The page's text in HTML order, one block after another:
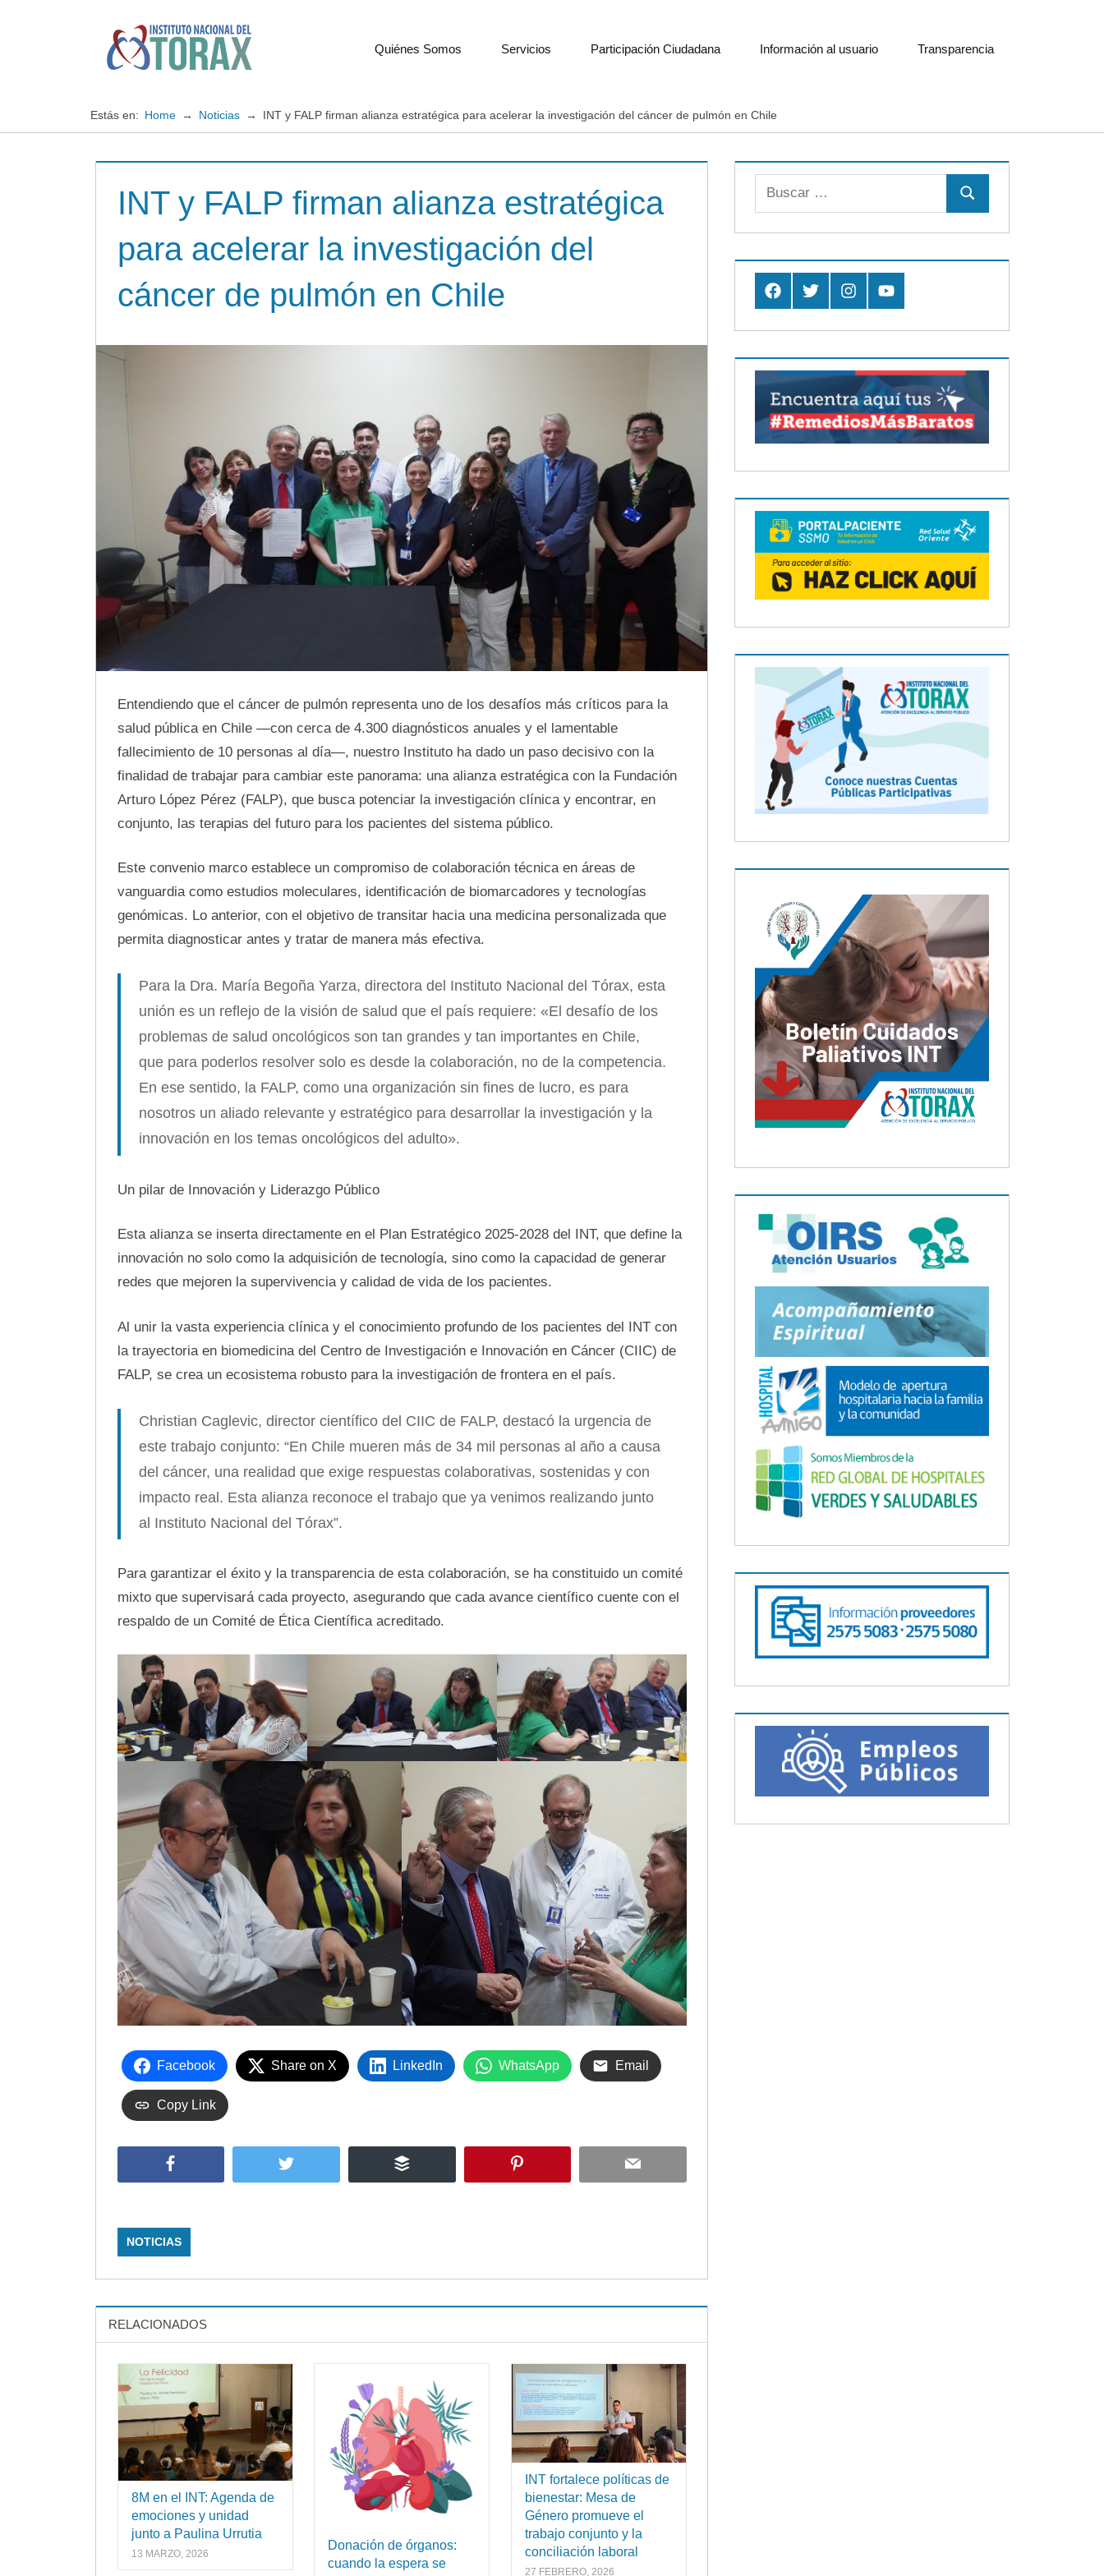
Instituto
Nacional
del
TORAX
Especialistas
cardiopulmonares
Quiénes Somos Servicios Participación Ciudadana Información al usuario Transparencia
Estás en: Home Noticias INT y FALP firman alianza estratégica para acelerar la investigación del cáncer de pulmón en Chile
INT y FALP firman alianza estratégica
para acelerar la investigación del
cáncer de pulmón en Chile
Entendiendo que el cáncer de pulmón representa uno de los desafíos más críticos para la
salud pública en Chile —con cerca de 4.300 diagnósticos anuales y el lamentable
fallecimiento de 10 personas al día—, nuestro Instituto ha dado un paso decisivo con la
finalidad de trabajar para cambiar este panorama: una alianza estratégica con la Fundación
Arturo López Pérez (FALP), que busca potenciar la investigación clínica y encontrar, en
conjunto, las terapias del futuro para los pacientes del sistema público.
Este convenio marco establece un compromiso de colaboración técnica en áreas de
vanguardia como estudios moleculares, identificación de biomarcadores y tecnologías
genómicas. Lo anterior, con el objetivo de transitar hacia una medicina personalizada que
permita diagnosticar antes y tratar de manera más efectiva.
Para la Dra. María Begoña Yarza, directora del Instituto Nacional del Tórax, esta
unión es un reflejo de la visión de salud que el país requiere: «El desafío de los
problemas de salud oncológicos son tan grandes y tan importantes en Chile,
que para poderlos resolver solo es desde la colaboración, no de la competencia.
En ese sentido, la FALP, como una organización sin fines de lucro, es para
nosotros un aliado relevante y estratégico para desarrollar la investigación y la
innovación en los temas oncológicos del adulto».
Un pilar de Innovación y Liderazgo Público
Esta alianza se inserta directamente en el Plan Estratégico 2025-2028 del INT, que define la
innovación no solo como la adquisición de tecnología, sino como la capacidad de generar
redes que mejoren la supervivencia y calidad de vida de los pacientes.
Al unir la vasta experiencia clínica y el conocimiento profundo de los pacientes del INT con
la trayectoria en biomedicina del Centro de Investigación e Innovación en Cáncer (CIIC) de
FALP, se crea un ecosistema robusto para la investigación de frontera en el país.
Christian Caglevic, director científico del CIIC de FALP, destacó la urgencia de
este trabajo conjunto: “En Chile mueren más de 34 mil personas al año a causa
del cáncer, una realidad que exige respuestas colaborativas, sostenidas y con
impacto real. Esta alianza reconoce el trabajo que ya venimos realizando junto
al Instituto Nacional del Tórax”.
Para garantizar el éxito y la transparencia de esta colaboración, se ha constituido un comité
mixto que supervisará cada proyecto, asegurando que cada avance científico cuente con el
respaldo de un Comité de Ética Científica acreditado.
Facebook Share on X LinkedIn WhatsApp Email
Copy Link
Twitter Buffer Email
NOTICIAS
RELACIONADOS
8M en el INT: Agenda de
emociones y unidad
junto a Paulina Urrutia
13 MARZO, 2026
Donación de órganos:
cuando la espera se
INT fortalece políticas de
bienestar: Mesa de
Género promueve el
trabajo conjunto y la
conciliación laboral
27 FEBRERO, 2026
Buscar:
Buscar
FacebookTwitter InstagramYoutube